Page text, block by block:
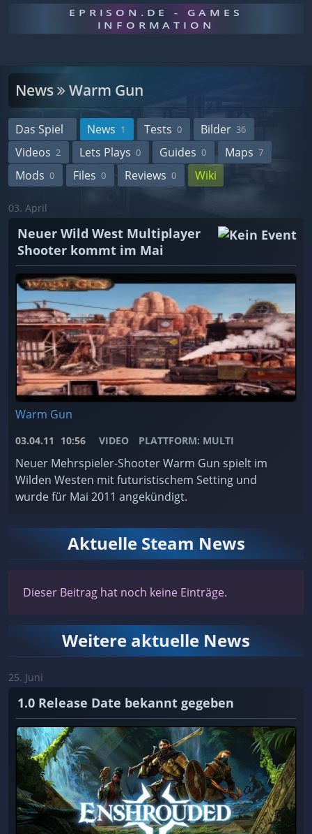
EPRISON.DE - GAMES
INFORMATION
News Warm Gun
Das Spiel News 1 Tests 0 Bilder 36
Videos 2 Lets Plays 0 Guides 0 Maps 7
Mods 0 Files 0 Reviews 0 Wiki
03. April
Neuer Wild West Multiplayer
Shooter kommt im Mai
Warm Gun
03.04.11 10:56 VIDEO PLATTFORM: MULTI
Neuer Mehrspieler-Shooter Warm Gun spielt im
Wilden Westen mit futuristischem Setting und
wurde für Mai 2011 angekündigt.
Aktuelle Steam News
Dieser Beitrag hat noch keine Einträge.
Weitere aktuelle News
25. Juni
1.0 Release Date bekannt gegeben